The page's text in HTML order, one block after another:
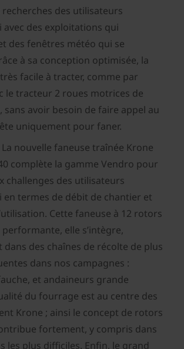
des utilisateurs
avec des exploitations qui
des fenêtres météo qui se
à sa conception optimisée, la
facile à tracter, comme par
le tracteur 2 roues motrices de
sans avoir besoin de faire appel au
uniquement pour faner.
La nouvelle faneuse traînée Krone
complète la gamme Vendro pour
challenges des utilisateurs
en termes de débit de chantier et
Cette faneuse à 12 rotors
elle s’intègre,
des chaînes de récolte de plus
dans nos campagnes :
et andaineurs grande
du fourrage est au centre des
Krone ; ainsi le concept de rotors
fortement, y compris dans
les plus difficiles. Enfin, le grand